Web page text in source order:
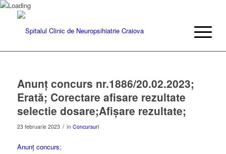
Anunț concurs nr.1886/20.02.2023;
Erată; Corectare afisare rezultate
selectie dosare;Afișare rezultate;
23 februarie 2023 / în Concursuri
Anunț concurs;